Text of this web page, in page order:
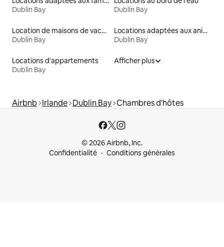
Dublin Bay
Dublin Bay
Location de maisons de vacances
Dublin Bay
Locations adaptées aux animaux
Dublin Bay
Locations d'appartements
Dublin Bay
Afficher plus
Airbnb Irlande Dublin Bay Chambres d'hôtes
© 2026 Airbnb, Inc.
Confidentialité
Conditions générales